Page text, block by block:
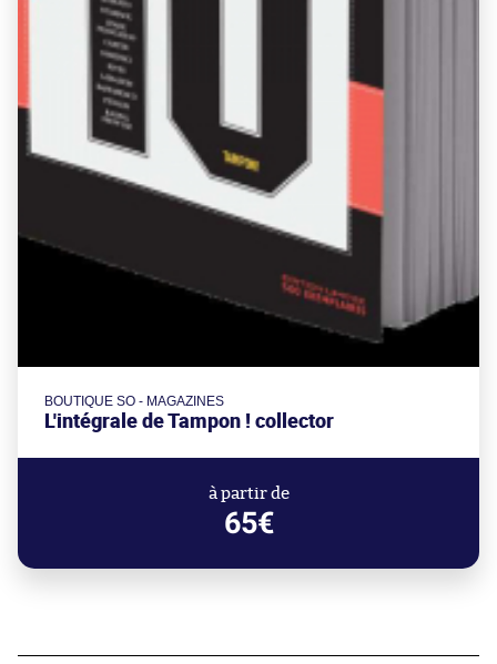
BOUTIQUE SO - MAGAZINES
L'intégrale de Tampon ! collector
à partir de
65€